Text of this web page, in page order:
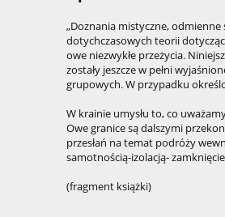
„Doznania mistyczne,
dotychczasowych teorii
owe niezwykłe przeżycia.
zostały jeszcze w pełni
grupowych. W przypadku
W krainie umysłu to, co
Owe granice są dalszymi
przesłań na temat podróży
samotnością-izolacją-
(fragment książki)